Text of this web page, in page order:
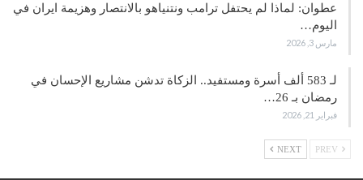
عطوان: لماذا لم يحتفل ترامب ونتنياهو بالانتصار وهزيمة ايران في
اليوم…
مارس 3, 2026
لـ 583 ألف أسرة ومستفيد.. الزكاة تدشن مشاريع الإحسان في
رمضان بـ 26…
فبراير 21, 2026
NEXT